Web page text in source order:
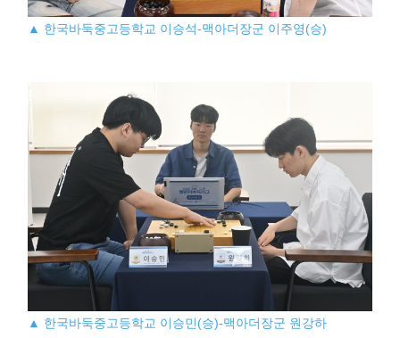
▲ 한국바둑중고등학교 이승석-맥아더장군 이주영(승)
▲ 한국바둑중고등학교 이승민(승)-맥아더장군 원강하